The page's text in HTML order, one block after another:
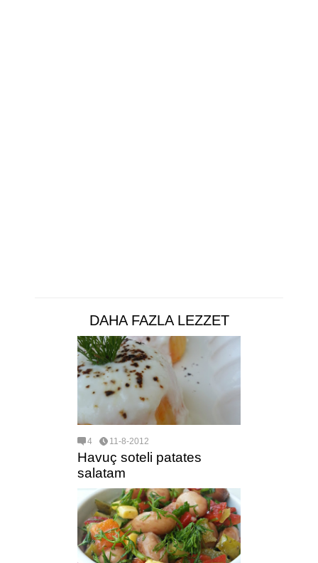
DAHA FAZLA LEZZET
4 11-8-2012
Havuç soteli patates
salatam